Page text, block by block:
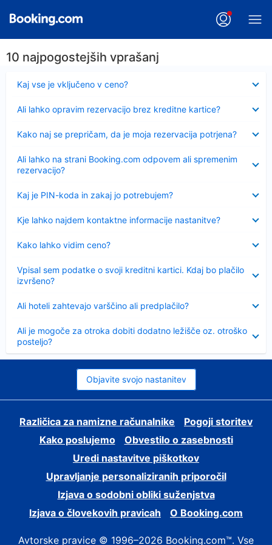
10 najpogostejših vprašanj
Kaj vse je vključeno v ceno?
Ali lahko opravim rezervacijo brez kreditne kartice?
Kako naj se prepričam, da je moja rezervacija potrjena?
Ali lahko na strani Booking.com odpovem ali spremenim
rezervacijo?
Kaj je PIN-koda in zakaj jo potrebujem?
Kje lahko najdem kontaktne informacije nastanitve?
Kako lahko vidim ceno?
Vpisal sem podatke o svoji kreditni kartici. Kdaj bo plačilo
izvršeno?
Ali hoteli zahtevajo varščino ali predplačilo?
Ali je mogoče za otroka dobiti dodatno ležišče oz. otroško
posteljo?
Objavite svojo nastanitev
Različica za namizne računalnike
Pogoji storitev
Kako poslujemo
Obvestilo o zasebnosti
Uredi nastavitve piškotkov
Upravljanje personaliziranih priporočil
Izjava o sodobni obliki suženjstva
Izjava o človekovih pravicah
O Booking.com
Avtorske pravice © 1996–2026 Booking.com™. Vse